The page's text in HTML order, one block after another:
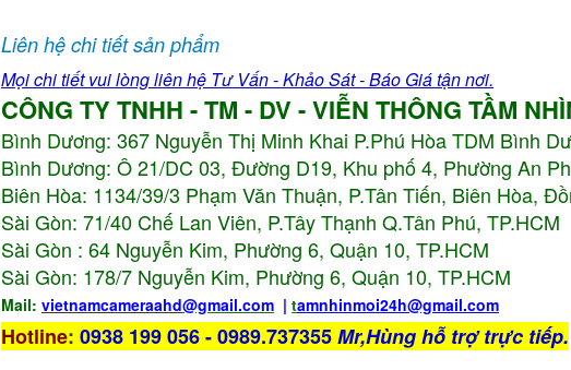
Liên hệ chi tiết sản phẩm
Mọi chi tiết vui lòng liên hệ Tư Vấn - Khảo Sát - Báo Giá tận nơi.
CÔNG TY TNHH - TM - DV - VIỄN THÔNG TẦM
Bình Dương: 367 Nguyễn Thị Minh Khai P.Phú Hòa TDM Bình
Bình Dương: Ô 21/DC 03, Đường D19, Khu phố 4, Phường An
Biên Hòa: 1134/39/3 Phạm Văn Thuận, P.Tân Tiến, Biên Hòa,
Sài Gòn: 71/40 Chế Lan Viên, P.Tây Thạnh Q.Tân Phú, TP.HCM
Sài Gòn : 64 Nguyễn Kim, Phường 6, Quận 10, TP.HCM
Sài Gòn: 178/7 Nguyễn Kim, Phường 6, Quận 10, TP.HCM
Mail: vietnamcameraahd@gmail.com | tamnhinmoi24h@gmail.com
Hotline: 0938 199 056 - 0989.737355Mr,Hùng hỗ trợ trực tiếp.